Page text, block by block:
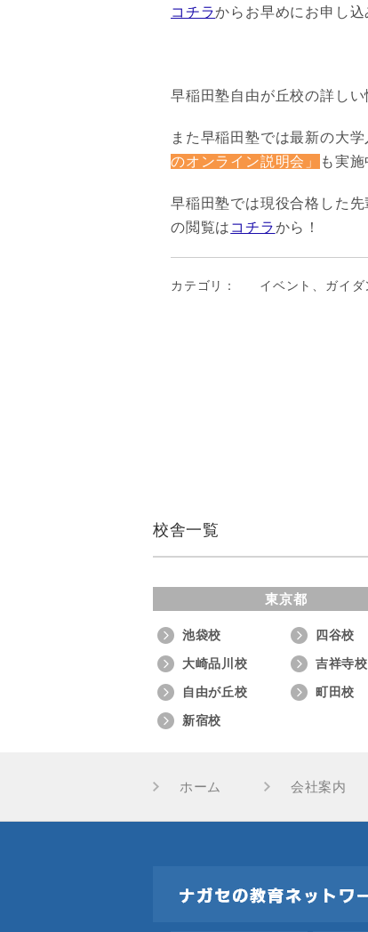
コチラからお早めにお申し込
早稲田塾自由が丘校の詳しい
また早稲田塾では最新の大
のオンライン説明会」
も実
早稲田塾では現役合格した
の閲覧は コチラから！
カテゴリ： イベント、ガイ
校舎一覧
東京都
池袋校
四谷校
大崎品川校
吉祥寺校
自由が丘校
町田校
新宿校
ホーム 会社案内